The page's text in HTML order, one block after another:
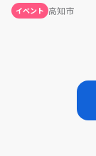
イベント 高知市